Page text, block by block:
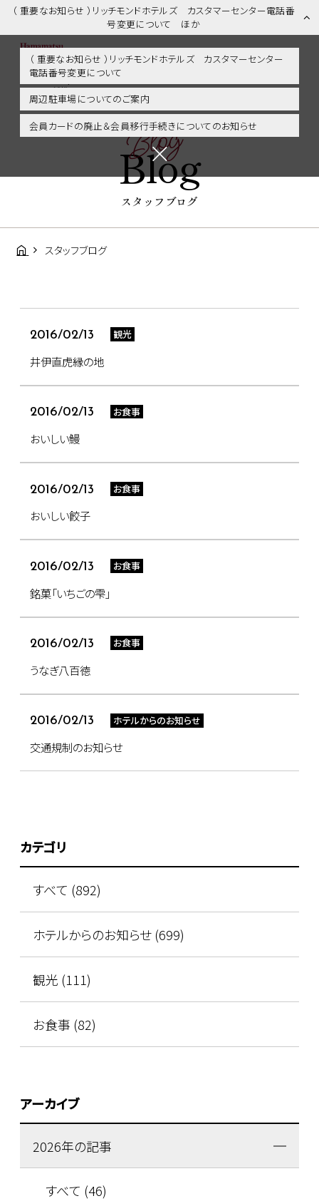
（ 重要なお知らせ ）リッチモンドホテルズ カスタマーセンター電話番
号変更について ほか
（ 重要なお知らせ ）リッチモンドホテルズ カスタマーセンター
電話番号変更について
周辺駐車場についてのご案内
会員カードの廃止＆会員移行手続きについてのお知らせ
スタッフブログ | 浜松市内・掛川・静岡エリアに好アクセス！リッチモ
ンドホテル浜松
Blog
Blog
スタッフブログ
スタッフブログ
2016/02/13 観光
井伊直虎縁の地
2016/02/13 お食事
おいしい鰻
2016/02/13 お食事
おいしい餃子
2016/02/13 お食事
銘菓「いちごの雫」
2016/02/13 お食事
うなぎ八百徳
2016/02/13 ホテルからのお知らせ
交通規制のお知らせ
カテゴリ
すべて (892)
ホテルからのお知らせ (699)
観光 (111)
お食事 (82)
アーカイブ
2026年の記事
すべて (46)